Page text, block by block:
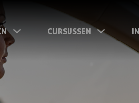
CURSUSSEN